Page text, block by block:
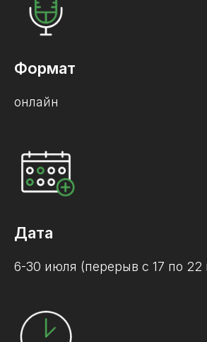
Формат
онлайн
Дата
6-30 июля (перерыв с 17 по 22